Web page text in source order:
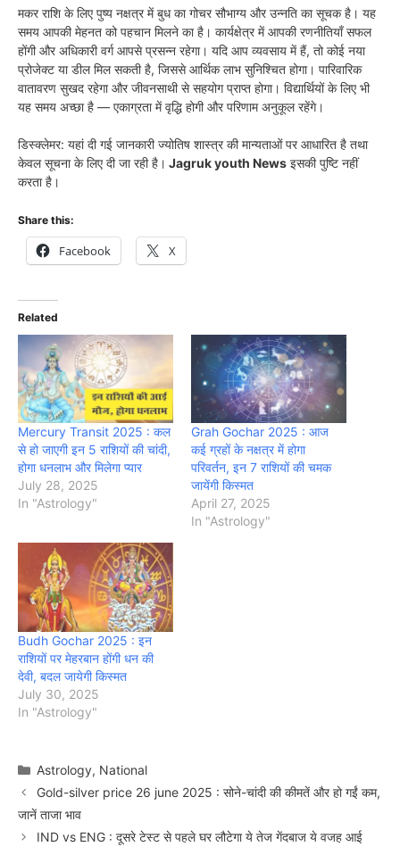
मकर राशि के लिए पुष्य नक्षत्र में बुध का गोचर सौभाग्य और उन्नति का सूचक है। यह
समय आपकी मेहनत को पहचान मिलने का है। कार्यक्षेत्र में आपकी रणनीतियाँ सफल
होंगी और अधिकारी वर्ग आपसे प्रसन्न रहेगा। यदि आप व्यवसाय में हैं, तो कोई नया
प्रोजेक्ट या डील मिल सकती है, जिससे आर्थिक लाभ सुनिश्चित होगा। पारिवारिक
वातावरण सुखद रहेगा और जीवनसाथी से सहयोग प्राप्त होगा। विद्यार्थियों के लिए भी
यह समय अच्छा है — एकाग्रता में वृद्धि होगी और परिणाम अनुकूल रहेंगे।
डिस्क्लेमर: यहां दी गई जानकारी ज्योतिष शास्त्र की मान्यताओं पर आधारित है तथा
केवल सूचना के लिए दी जा रही है। Jagruk youth News इसकी पुष्टि नहीं
करता है।
Share this:
Facebook X
Related
Mercury Transit 2025 : कल
से हो जाएगी इन 5 राशियों की चांदी,
होगा धनलाभ और मिलेगा प्यार
July 28, 2025
In "Astrology"
Grah Gochar 2025 : आज
कई ग्रहों के नक्षत्र में होगा
परिवर्तन, इन 7 राशियों की चमक
जायेंगी किस्मत
April 27, 2025
In "Astrology"
Budh Gochar 2025 : इन
राशियों पर मेहरबान होंगी धन की
देवी, बदल जायेगी किस्मत
July 30, 2025
In "Astrology"
Categories
Astrology, National
Gold-silver price 26 june 2025 : सोने-चांदी की कीमतें और हो गईं कम,
जानें ताजा भाव
IND vs ENG : दूसरे टेस्ट से पहले घर लौटेगा ये तेज गेंदबाज ये वजह आई